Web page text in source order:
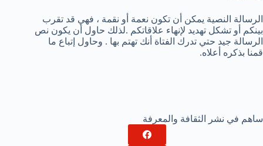
الرسالة النصية يمكن أن تكون نعمة أو نقمة ، فهي قد تقرب
بينكم أو تشكل تهديد لإنهاء علاقاتكم .لذلك حاول أن يكون نص
الرسالة جيد حتي تدرك الفتاة أنك تهتم بها . وحاول إتباع ما
قمنا بذكره أعلاه.
ساهم في نشر الثقافة والمعرفة